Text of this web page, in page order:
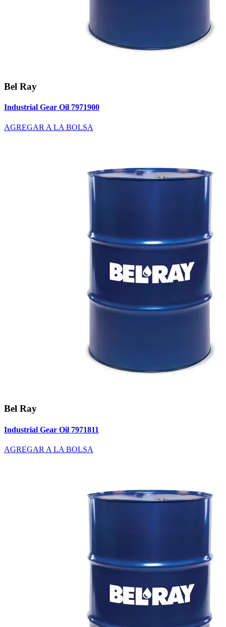
Bel Ray
Industrial Gear Oil 7971900
AGREGAR A LA BOLSA
Bel Ray
Industrial Gear Oil 7971811
AGREGAR A LA BOLSA